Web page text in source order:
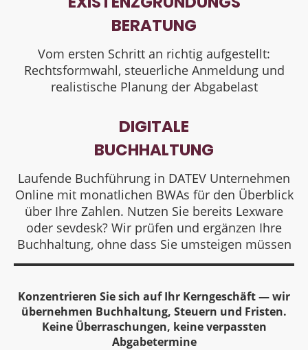
BERATUNG
Vom ersten Schritt an richtig aufgestellt:
Rechtsformwahl, steuerliche Anmeldung und
realistische Planung der Abgabelast
DIGITALE
BUCHHALTUNG
Laufende Buchführung in DATEV Unternehmen
Online mit monatlichen BWAs für den Überblick
über Ihre Zahlen. Nutzen Sie bereits Lexware
oder sevdesk? Wir prüfen und ergänzen Ihre
Buchhaltung, ohne dass Sie umsteigen müssen
Konzentrieren Sie sich auf Ihr Kerngeschäft — wir
übernehmen Buchhaltung, Steuern und Fristen.
Keine Überraschungen, keine verpassten
Abgabetermine